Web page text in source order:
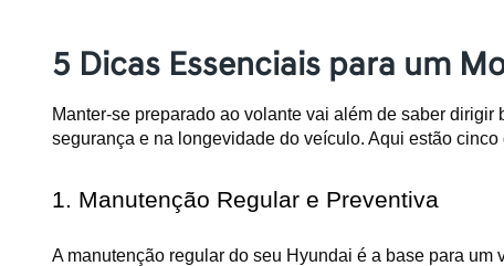
5 Dicas Essenciais para um
Manter-se preparado ao volante vai além de saber
segurança e na longevidade do veículo. Aqui estão
1. Manutenção Regular e Preventiva
A manutenção regular do seu Hyundai é a base para